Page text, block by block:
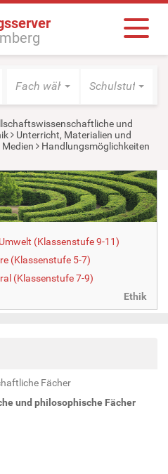
Fach wählen Schulstufe
und
Unterricht, Materialien und
Handlungsmöglichkeiten
(Klassenstufe 9-11)
(Klassenstufe 5-7)
(Klassenstufe 7-9)
Ethik
Fächer
und philosophische Fächer